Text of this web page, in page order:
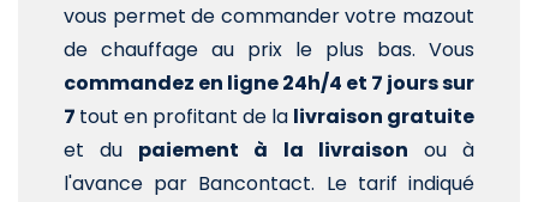
vous permet de commander votre mazout
de chauffage au prix le plus bas. Vous
commandez en ligne 24h/4 et 7 jours sur
7 tout en profitant de la livraison gratuite
et du paiement à la livraison ou à
l'avance par Bancontact. Le tarif indiqué